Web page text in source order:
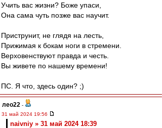
Учить вас жизни? Боже упаси,
Она сама чуть позже вас научит.
Приструнит, не глядя на лесть,
Прижимая к бокам ноги в стремени.
Верховенствуют правда и честь.
Вы живете по нашему времени!
ПС. Я что, здесь один? ;)
лео22 -
31 май 2024 19:56
naivniy » 31 май 2024 18:39